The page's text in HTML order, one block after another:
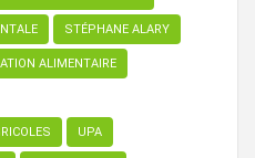
STÉPHANE ALARY
ALIMENTAIRE
UPA